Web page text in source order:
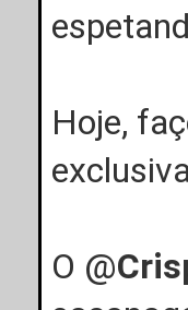
Hoje,
O @